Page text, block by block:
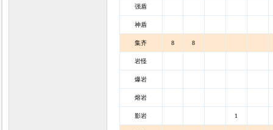
强盾
神盾
集齐 8 8
岩怪
爆岩
熔岩
影岩 1